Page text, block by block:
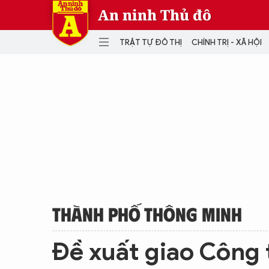
An ninh Thủ đô
TRẬT TỰ ĐÔ THỊ CHÍNH TRỊ - XÃ HỘI
THÀNH PHỐ THÔNG MINH
Đề xuất giao Công